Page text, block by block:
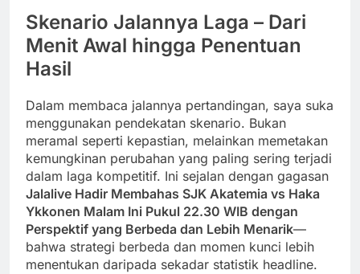
Skenario Jalannya Laga – Dari
Menit Awal hingga Penentuan
Hasil
Dalam membaca jalannya pertandingan, saya suka
menggunakan pendekatan skenario. Bukan
meramal seperti kepastian, melainkan memetakan
kemungkinan perubahan yang paling sering terjadi
dalam laga kompetitif. Ini sejalan dengan gagasan
Jalalive Hadir Membahas SJK Akatemia vs Haka
Ykkonen Malam Ini Pukul 22.30 WIB dengan
Perspektif yang Berbeda dan Lebih Menarik—
bahwa strategi berbeda dan momen kunci lebih
menentukan daripada sekadar statistik headline.